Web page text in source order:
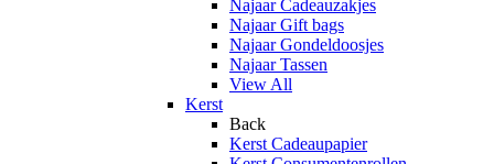
Najaar Cadeauzakjes
Najaar Gift bags
Najaar Gondeldoosjes
Najaar Tassen
View All
Kerst
Back
Kerst Cadeaupapier